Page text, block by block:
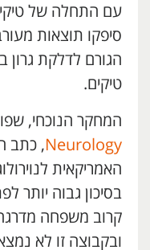
עם התחלה של
סיפקו תוצאות
הגורם לדלקת
טיקים.
המחקר הנוכחי,
Neurology, כתב
האמריקאית
בסיכון גבוה יותר
קרוב משפחה
ובקבוצה זו לא